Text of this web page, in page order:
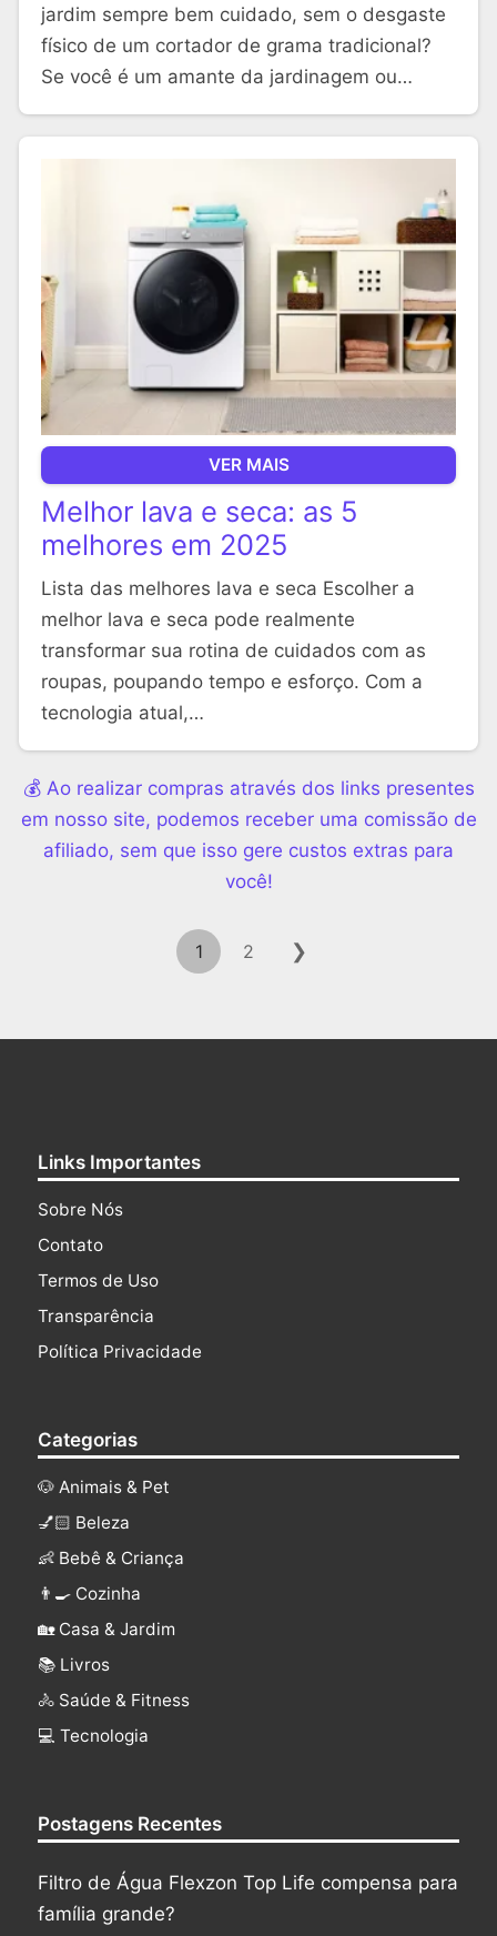
jardim sempre bem cuidado, sem o desgaste
físico de um cortador de grama tradicional?
Se você é um amante da jardinagem ou…
VER MAIS
Melhor lava e seca: as 5
melhores em 2025
Lista das melhores lava e seca Escolher a
melhor lava e seca pode realmente
transformar sua rotina de cuidados com as
roupas, poupando tempo e esforço. Com a
tecnologia atual,…
💰 Ao realizar compras através dos links presentes
em nosso site, podemos receber uma comissão de
afiliado, sem que isso gere custos extras para
você!
1 2 ❯
Links Importantes
Sobre Nós
Contato
Termos de Uso
Transparência
Política Privacidade
Categorias
🐶 Animais & Pet
💅🏻 Beleza
👶 Bebê & Criança
👨‍🍳 Cozinha
🏡 Casa & Jardim
📚 Livros
🚴 Saúde & Fitness
‍💻 Tecnologia
Postagens Recentes
Filtro de Água Flexzon Top Life compensa para
família grande?